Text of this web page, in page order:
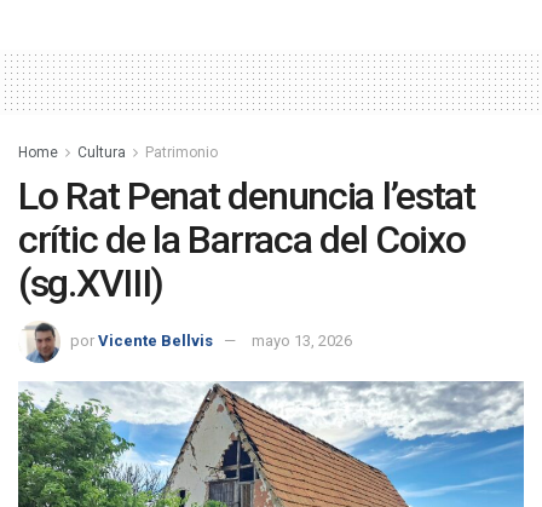
Home Cultura Patrimonio
Lo Rat Penat denuncia l’estat
crític de la Barraca del Coixo
(sg.XVIII)
por Vicente Bellvis mayo 13, 2026